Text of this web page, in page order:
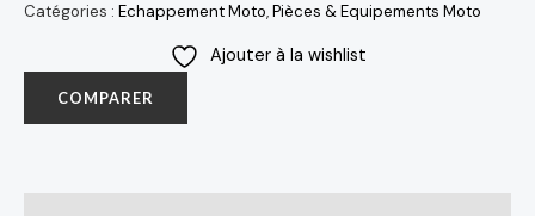
Catégories : Echappement Moto,Pièces & Equipements Moto
Ajouter à la wishlist
COMPARER